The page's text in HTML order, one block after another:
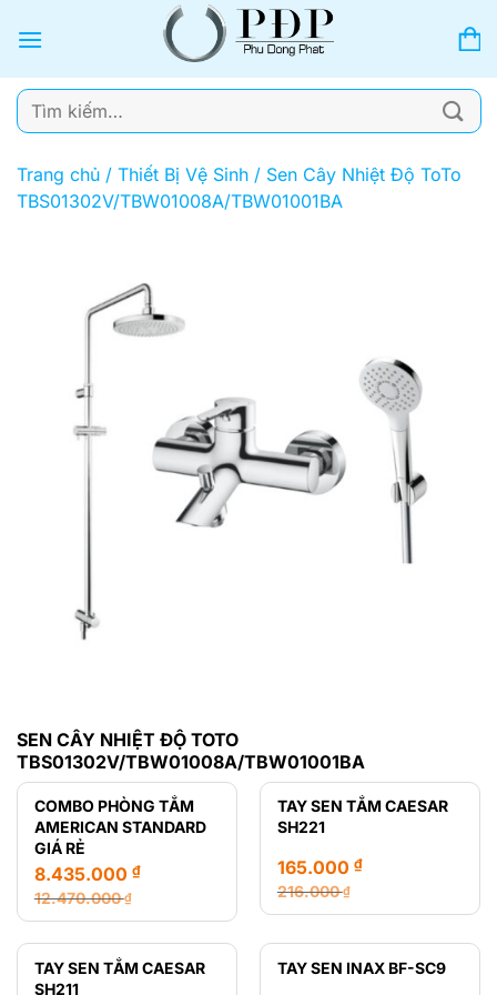
qua
dung
Tìm
kiếm:
Trang chủ / Thiết Bị Vệ Sinh / Sen Cây Nhiệt Độ ToTo
TBS01302V/TBW01008A/TBW01001BA
SEN CÂY NHIỆT ĐỘ TOTO
TBS01302V/TBW01008A/TBW01001BA
COMBO PHÒNG TẮM
AMERICAN STANDARD
GIÁ RẺ
12.470.000₫
Giá
gốc
là:
12.470.000 ₫.
8.435.000 ₫
Giá
hiện
tại
là:
TAY SEN TẮM CAESAR
SH221
216.000₫
Giá
216.000 ₫.
165.000 ₫
Giá
là:
TAY SEN TẮM CAESAR
SH211
TAY SEN INAX BF-SC9